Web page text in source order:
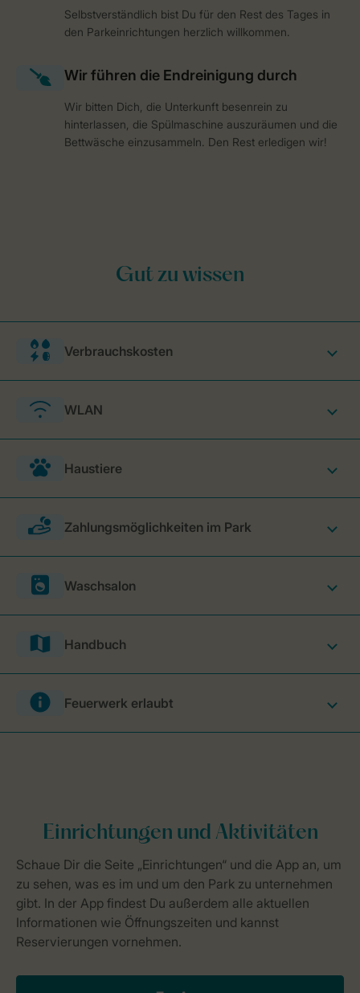
Selbstverständlich bist Du für den Rest des Tages in
den Parkeinrichtungen herzlich willkommen.
Wir bitten Dich, die Unterkunft besenrein zu
hinterlassen, die Spülmaschine auszuräumen und die
Bettwäsche einzusammeln. Den Rest erledigen wir!
Verbrauchskosten
WLAN
Haustiere
Zahlungsmöglichkeiten im Park
Waschsalon
Handbuch
Feuerwerk erlaubt